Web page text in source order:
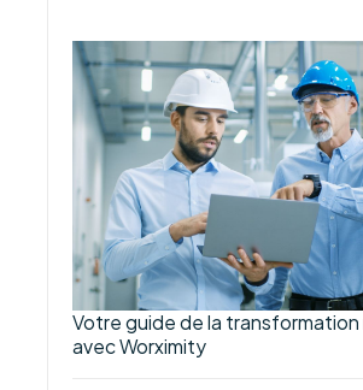
Votre guide de la transformation
avec Worximity